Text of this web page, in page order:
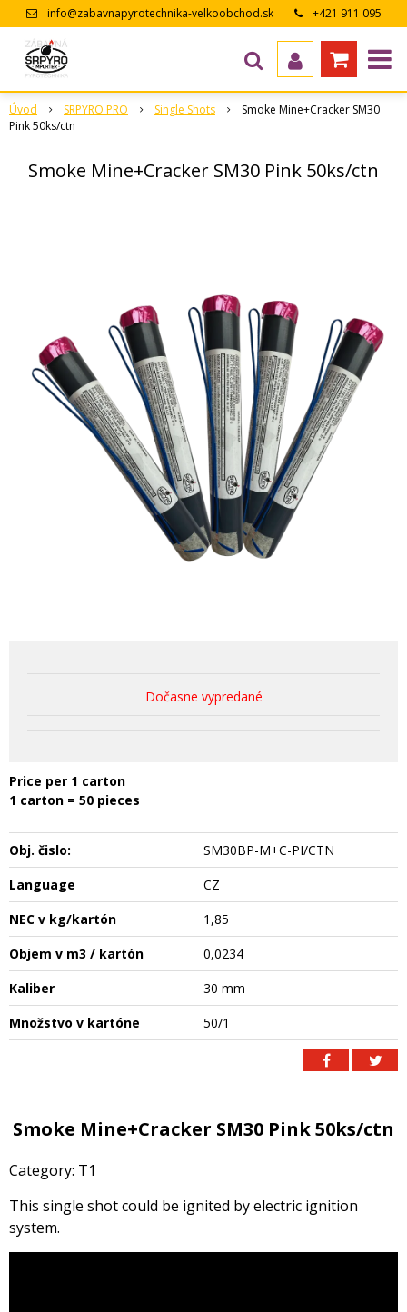
info@zabavnapyrotechnika-velkoobchod.sk
+421 911 095
Úvod SRPYRO PRO Single Shots
Smoke Mine+Cracker SM30
Pink 50ks/ctn
Smoke Mine+Cracker SM30 Pink 50ks/ctn
Dočasne vypredané
Price per 1 carton
1 carton = 50 pieces
Obj. čislo:
SM30BP-M+C-PI/CTN
Language
CZ
NEC v kg/kartón
1,85
Objem v m3 / kartón
0,0234
Kaliber
30 mm
Množstvo v kartóne
50/1
Smoke Mine+Cracker SM30 Pink 50ks/ctn
Category: T1
This single shot could be ignited by electric ignition
system.